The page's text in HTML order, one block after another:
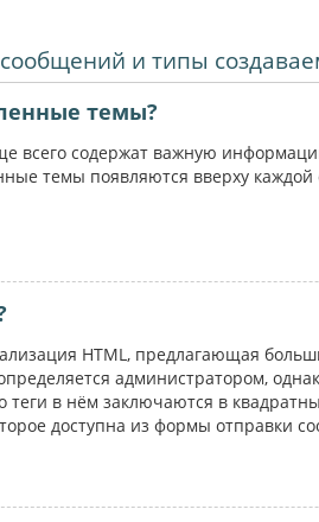
и типы
темы?
всего содержат важную
темы появляются вверху
HTML, предлагающая
администратором,
теги в нём заключаются в
доступна из формы отправки